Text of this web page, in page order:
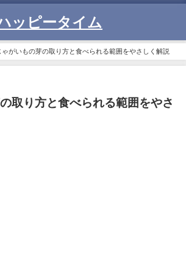
ッピータイム
ゃがいもの芽の取り方と食べられる範囲をやさしく解説
取り方と食べられる範囲をやさ